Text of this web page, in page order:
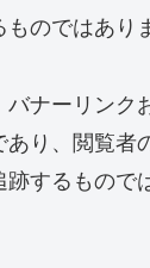
のではあり
ナーリンク
り、閲覧者
するもので